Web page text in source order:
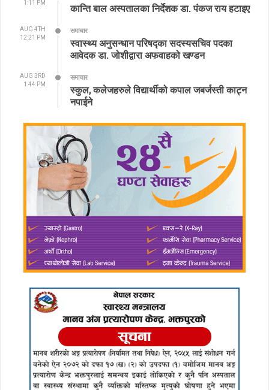
1:11 PM
कान्ति बाल अस्पतालका निर्देशक डा. पंकज राय हटाइए
AUG 4TH
12:21 PM
समाचार
स्वास्थ्य अनुसन्धान परिषद्का सदस्यसचिव पदका
आवेदक डा. जोशीद्वारा अफवाहको खण्डन
AUG 3RD
1:44 PM
समाचार
स्कुल, कलेजहरुले विद्यार्थीको कपाल जबर्जस्ती काट्न
नपाईने